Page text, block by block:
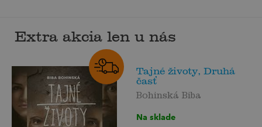
Extra akcia len u nás
Tajné životy, Druhá
časť
Bohinská Biba
Na sklade